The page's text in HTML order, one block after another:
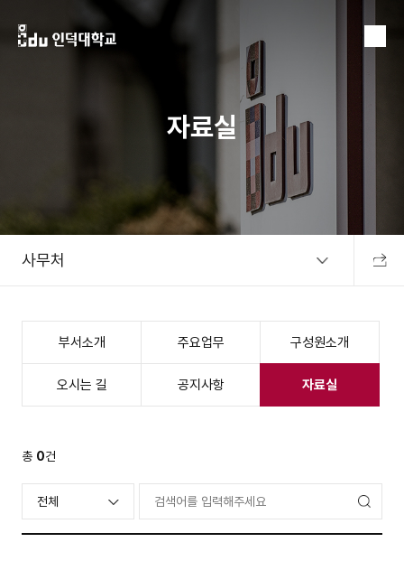
자료실
사무처 공유하
부서소개 주요업무 구성원소개
오시는 길 공지사항 자료실
총 0건
전체